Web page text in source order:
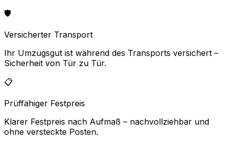
🛡️
Versicherter Transport
Ihr Umzugsgut ist während des Transports versichert –
Sicherheit von Tür zu Tür.
📋
Prüffähiger Festpreis
Klarer Festpreis nach Aufmaß – nachvollziehbar und
ohne versteckte Posten.